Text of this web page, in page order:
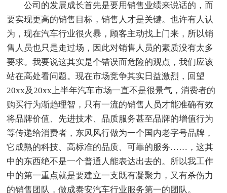
公司的发展成长首先是要用销售业绩来说话的，而
要实现更高的销售目标，销售人才是关键。也许有人认
为，现在汽车行业很火暴，顾客主动找上门来，所以销
售人员也只是走过场，因此对销售人员的素质没有太多
要求。我要说这其实是个错误而危险的观点，我们应该
站在高处看问题。现在市场竞争其实日益激烈，回望
20xx及20xx上半年汽车市场一直不是很景气，消费者的
购买行为渐趋理智，只有一流的销售人员才能准确有效
将品牌价值、先进技术、品质服务甚至品牌的增值行为
等传递给消费者，东风风行做为一个国内老字号品牌，
它成熟的科技、高标准的品质、可靠的服务……，这其
中的东西绝不是一个普通人能表达出去的。所以我工作
中的第一重点就是要建立一支既有凝聚力，又有杀伤力
的销售团队，做成泰安汽车行业服务第一的团队。